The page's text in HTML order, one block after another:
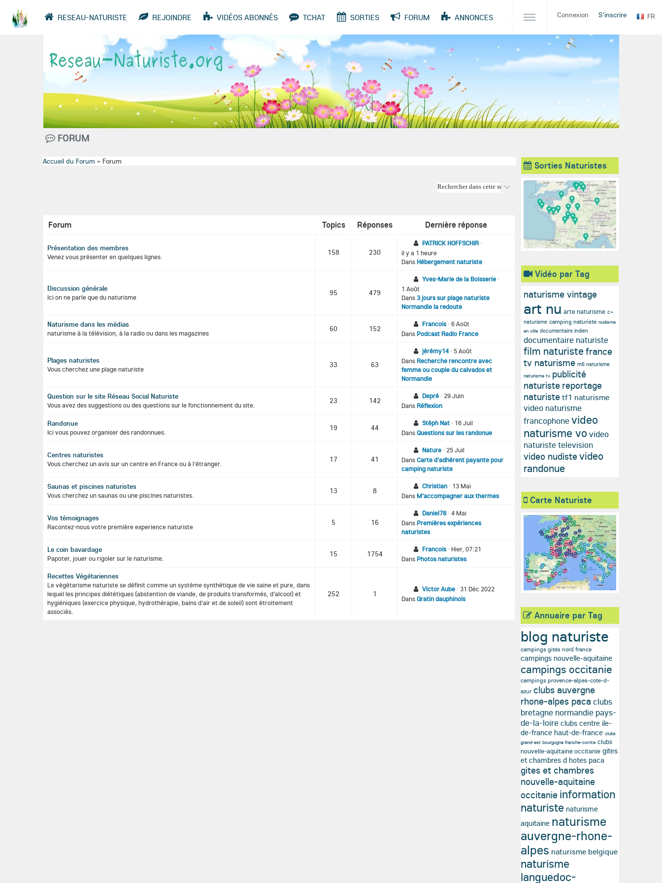
Connexion S'inscrire FR
RESEAU-NATURISTE REJOINDRE VIDÉOS ABONNÉS TCHAT SORTIES FORUM ANNONCES
ANNUAIRE GROUPES SONDAGES
FORUM
Accueil du Forum » Forum
Forum Topics Réponses Dernière réponse
Présentation des membres
Venez vous présenter en quelques lignes. 158 230
PATRICK HOFFSCHIR ·
il y a 1 heure
Dans Hébergement naturiste
Discussion générale
Ici on ne parle que du naturisme 95 479
Yves-Marie de la Boisserie ·
1 Août
Dans3 jours sur plage naturiste
Normandie la redoute
Naturisme dans les médias
naturisme à la télévision, à la radio ou dans les magazines 60 152
Francois·6 Août
Dans Podcast Radio France
Plages naturistes
Vous cherchez une plage naturiste 33 63
jérémy14· 5 Août
Dans Recherche rencontre avec
femme ou couple du calvados et
Normandie
Question sur le site Réseau Social Naturiste
Vous avez des suggestions ou des questions sur le fonctionnement du site. 23 142
Depré · 29 Juin
Dans Réflexion
Randonue
Ici vous pouvez organiser des randonnues. 19 44
Stéph Nat · 16 Juil
DansQuestions sur les randonue
Centres naturistes
Vous cherchez un avis sur un centre en France ou à l'étranger. 17 41
Nature · 25 Juil
DansCarte d'adhérent payante pour
camping naturiste
Saunas et piscines naturistes
Vous cherchez un saunas ou une piscines naturistes. 13 8
Christian · 13 Mai
Dans M'accompagner aux thermes
Vos témoignages
Racontez-nous votre première experience naturiste 5 16
Daniel78·4 Mai
Dans Premières expériences
naturistes
Le coin bavardage
Papoter, jouer ou rigoler sur le naturisme. 15 1754
Francois· Hier, 07:21
Dans Photos naturistes
Recettes Végétariennes
Le végétarisme naturiste se définit comme un système synthétique de vie saine et pure, dans
lequel les principes diététiques (abstention de viande, de produits transformés, d'alcool) et
hygiéniques (exercice physique, hydrothérapie, bains d'air et de soleil) sont étroitement
associés.
252 1
Victor Aube ·31 Déc 2022
DansGratin dauphinois
Sorties Naturistes
Vidéo par Tag
naturisme vintage
art nu arte naturisme c+
naturisme camping naturiste nudisme
en ville documentaire indien
documentaire naturiste
film naturistefrance
tv naturisme m6 naturisme
naturisme tv publicité
naturiste reportage
naturiste tf1 naturisme
video naturisme
francophone video
naturisme vo video
naturiste television
video nudistevideo
randonue
Carte Naturiste
Annuaire par Tag
blog naturiste
campings gites nord france
campings nouvelle-aquitaine
campings occitanie
campings provence-alpes-cote-d-
azur clubs auvergne
rhone-alpes paca clubs
bretagne normandie pays-
de-la-loire clubs centre ile-
de-france haut-de-france clubs
grand-est bourgogne franche-comte clubs
nouvelle-aquitaine occitanie gites
et chambres d hotes paca
gites et chambres
nouvelle-aquitaine
occitanie information
naturiste naturisme
aquitaine naturisme
auvergne-rhone-
alpes naturisme belgique
naturisme
languedoc-